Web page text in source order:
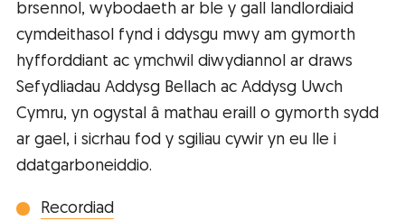
brsennol, wybodaeth ar ble y gall landlordiaid
cymdeithasol fynd i ddysgu mwy am gymorth
hyfforddiant ac ymchwil diwydiannol ar draws
Sefydliadau Addysg Bellach ac Addysg Uwch
Cymru, yn ogystal â mathau eraill o gymorth sydd
ar gael, i sicrhau fod y sgiliau cywir yn eu lle i
ddatgarboneiddio.
Recordiad